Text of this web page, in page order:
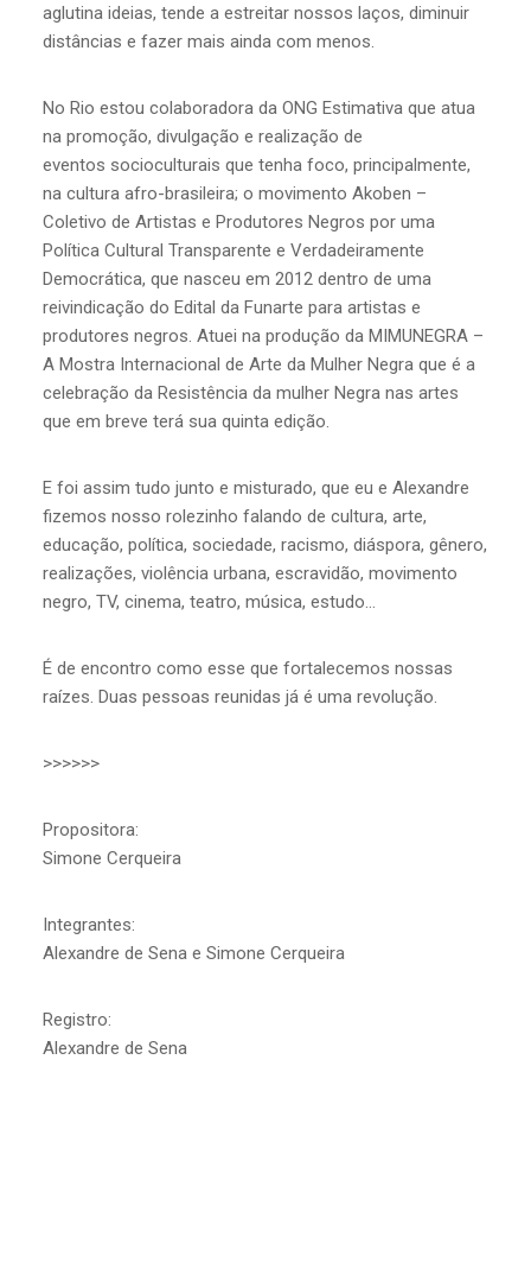
aglutina ideias, tende a estreitar nossos laços, diminuir
distâncias e fazer mais ainda com menos.
No Rio estou colaboradora da ONG Estimativa que atua
na promoção, divulgação e realização de
eventos socioculturais que tenha foco, principalmente,
na cultura afro-brasileira; o movimento Akoben –
Coletivo de Artistas e Produtores Negros por uma
Política Cultural Transparente e Verdadeiramente
Democrática, que nasceu em 2012 dentro de uma
reivindicação do Edital da Funarte para artistas e
produtores negros. Atuei na produção da MIMUNEGRA –
A Mostra Internacional de Arte da Mulher Negra que é a
celebração da Resistência da mulher Negra nas artes
que em breve terá sua quinta edição.
E foi assim tudo junto e misturado, que eu e Alexandre
fizemos nosso rolezinho falando de cultura, arte,
educação, política, sociedade, racismo, diáspora, gênero,
realizações, violência urbana, escravidão, movimento
negro, TV, cinema, teatro, música, estudo…
É de encontro como esse que fortalecemos nossas
raízes. Duas pessoas reunidas já é uma revolução.
>>>>>>
Propositora:
Simone Cerqueira
Integrantes:
Alexandre de Sena e Simone Cerqueira
Registro:
Alexandre de Sena